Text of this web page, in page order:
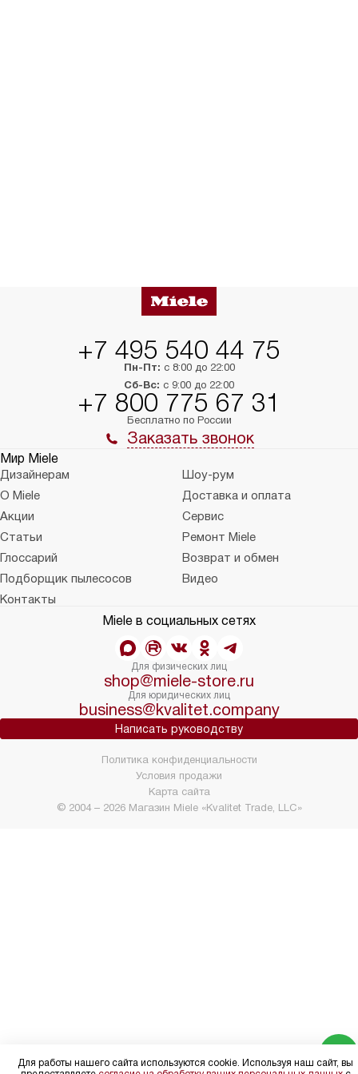
+7 495 540 44 75
Пн-Пт: с 8:00 до 22:00
Сб-Вс: с 9:00 до 22:00
+7 800 775 67 31
Бесплатно по России
Заказать звонок
Мир Miele
Дизайнерам
Шоу-рум
О Miele
Доставка и оплата
Акции
Сервис
Статьи
Ремонт Miele
Глоссарий
Возврат и обмен
Подборщик пылесосов
Видео
Контакты
Miele в социальных сетях
Для физических лиц
shop@miele-store.ru
Для юридических лиц
business@kvalitet.company
Написать руководству
© 2004 – 2026 Магазин Miele «Kvalitet Trade, LLC»
Политика конфиденциальности
Условия продажи
Карта сайта
Для работы нашего сайта используются cookie. Используя наш сайт, вы